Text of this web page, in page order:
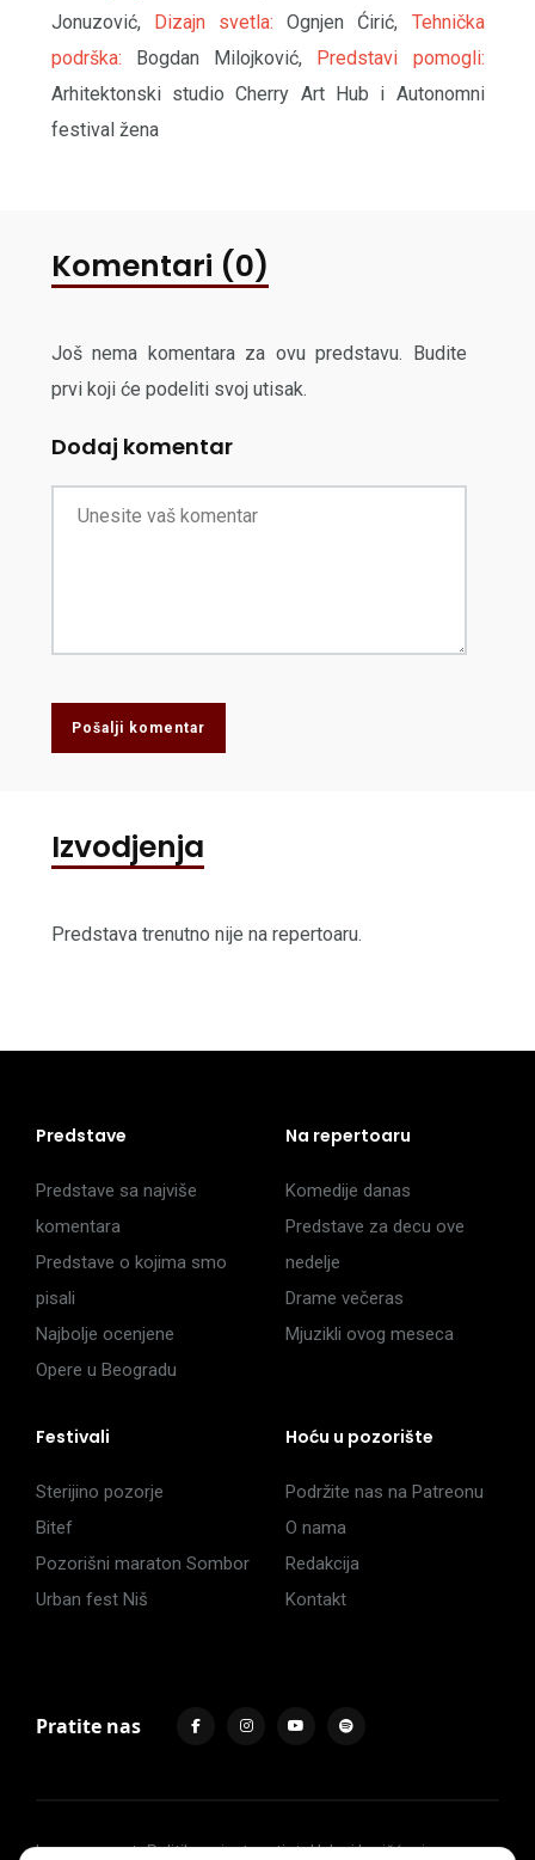
Jonuzović,Dizajn svetla:Ognjen Ćirić, Tehnička
podrška:
Bogdan Milojković,
Predstavi pomogli:
Arhitektonski studio Cherry Art Hub i Autonomni
festival žena
Komentari (0)
Još nema komentara za ovu predstavu. Budite
prvi koji će podeliti svoj utisak.
Dodaj komentar
Pošalji komentar
Izvodjenja
Predstava trenutno nije na repertoaru.
Predstave
Predstave sa najviše
komentara
Predstave o kojima smo
pisali
Najbolje ocenjene
Opere u Beogradu
Na repertoaru
Komedije danas
Predstave za decu ove
nedelje
Drame večeras
Mjuzikli ovog meseca
Festivali
Sterijino pozorje
Bitef
Pozorišni maraton Sombor
Urban fest Niš
Hoću u pozorište
Podržite nas na Patreonu
O nama
Redakcija
Kontakt
Pratite nas
Impressum Politika privatnosti Uslovi korišćenja